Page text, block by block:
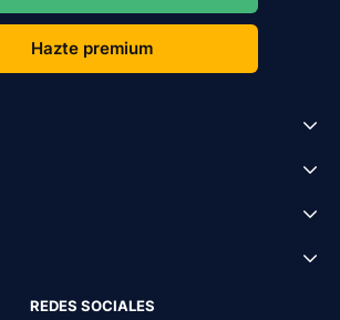
Hazte premium
REDES SOCIALES